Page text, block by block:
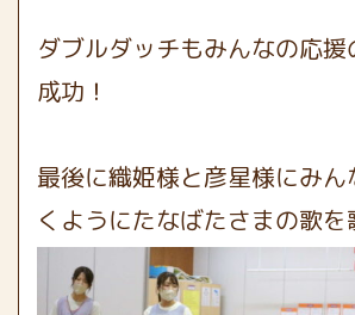
ダブルダッチもみんなの応
成功！
最後に織姫様と彦星様にみ
くようにたなばたさまの歌